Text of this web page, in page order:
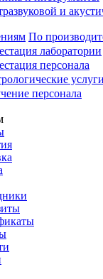
и
По
лаборатории
персонала
услуги
персонала